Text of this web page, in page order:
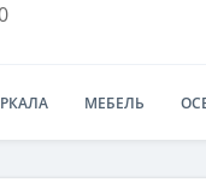
МЕБЕЛЬ